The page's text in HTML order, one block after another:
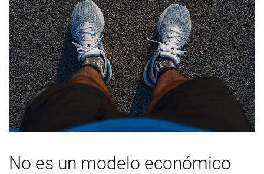
No es un modelo económico